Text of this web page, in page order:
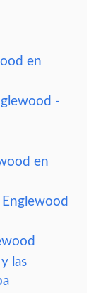
en
-
en
las